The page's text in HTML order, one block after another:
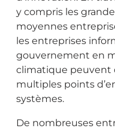
y compris les
moyennes
les entreprises
gouvernement en
climatique peuvent
multiples points
systèmes.
De nombreuses